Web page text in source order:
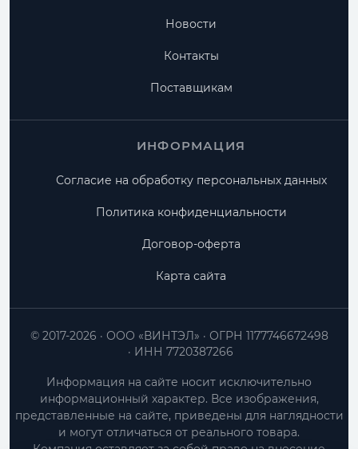
Новости
Контакты
Поставщикам
ИНФОРМАЦИЯ
Согласие на обработку персональных данных
Политика конфиденциальности
Договор-оферта
Карта сайта
ООО «ВИНТЭЛ»
ОГРН 1177746672498
ИНН 7720387266
© 2017-2026
Информация на сайте носит исключительно
информационный характер. Все изображения,
представленные на сайте, приведены для наглядности
и могут отличаться от реального товара.